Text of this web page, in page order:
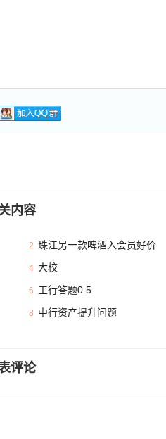
内容
2 珠江另一款啤酒入会员好价
4 大校
6 工行答题0.5
8 中行资产提升问题
评论